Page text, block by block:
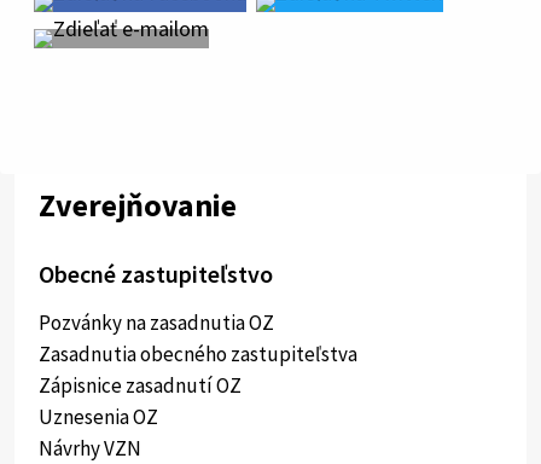
Zverejňovanie
Obecné zastupiteľstvo
Pozvánky na zasadnutia OZ
Zasadnutia obecného zastupiteľstva
Zápisnice zasadnutí OZ
Uznesenia OZ
Návrhy VZN